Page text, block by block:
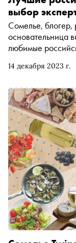
14 декабря 2023 г.
выбор
Сомелье, блогер,
основательница
любимые